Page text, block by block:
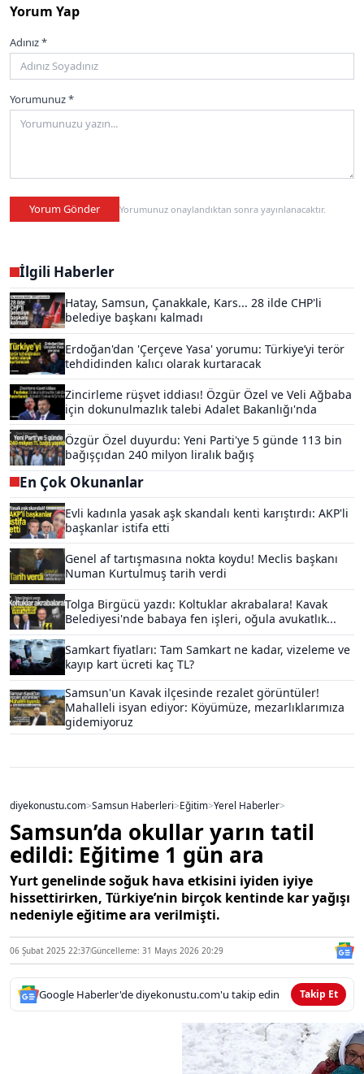
Yorum Yap
Adınız *
Yorumunuz *
Yorum Gönder Yorumunuz onaylandıktan sonra yayınlanacaktır.
İlgili Haberler
Hatay, Samsun, Çanakkale, Kars... 28 ilde CHP'li
belediye başkanı kalmadı
Erdoğan'dan 'Çerçeve Yasa' yorumu: Türkiye’yi terör
tehdidinden kalıcı olarak kurtaracak
Zincirleme rüşvet iddiası! Özgür Özel ve Veli Ağbaba
için dokunulmazlık talebi Adalet Bakanlığı'nda
Özgür Özel duyurdu: Yeni Parti'ye 5 günde 113 bin
bağışçıdan 240 milyon liralık bağış
En Çok Okunanlar
Evli kadınla yasak aşk skandalı kenti karıştırdı: AKP'li
başkanlar istifa etti
Genel af tartışmasına nokta koydu! Meclis başkanı
Numan Kurtulmuş tarih verdi
Tolga Birgücü yazdı: Koltuklar akrabalara! Kavak
Belediyesi'nde babaya fen işleri, oğula avukatlık...
Samkart fiyatları: Tam Samkart ne kadar, vizeleme ve
kayıp kart ücreti kaç TL?
Samsun'un Kavak ilçesinde rezalet görüntüler!
Mahalleli isyan ediyor: Köyümüze, mezarlıklarımıza
gidemiyoruz
diyekonustu.com>Samsun Haberleri>Eğitim>Yerel Haberler>
Samsun’da okullar yarın tatil
edildi: Eğitime 1 gün ara
Yurt genelinde soğuk hava etkisini iyiden iyiye
hissettirirken, Türkiye’nin birçok kentinde kar yağışı
nedeniyle eğitime ara verilmişti.
06 Şubat 2025 22:37Güncelleme: 31 Mayıs 2026 20:29
Google Haberler'de diyekonustu.com'u takip edin Takip Et